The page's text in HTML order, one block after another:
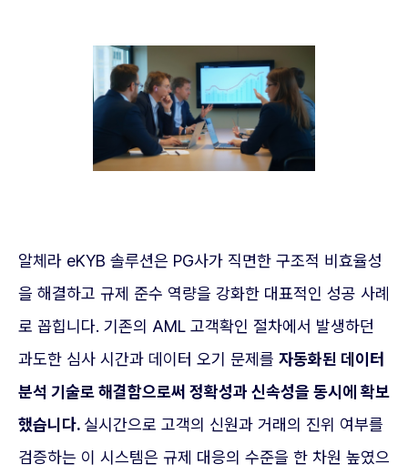
알체라 eKYB 솔루션은 PG사가 직면한 구조적 비효율성
을 해결하고 규제 준수 역량을 강화한 대표적인 성공 사례
로 꼽힙니다. 기존의 AML 고객확인 절차에서 발생하던
과도한 심사 시간과 데이터 오기 문제를 자동화된 데이터
분석 기술로 해결함으로써 정확성과 신속성을 동시에 확보
했습니다. 실시간으로 고객의 신원과 거래의 진위 여부를
검증하는 이 시스템은 규제 대응의 수준을 한 차원 높였으